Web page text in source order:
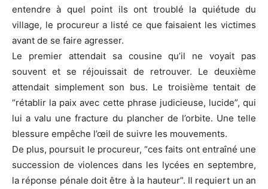
entendre à quel point ils ont troublé la quiétude du
village, le procureur a listé ce que faisaient les victimes
avant de se faire agresser.
Le premier attendait sa cousine qu’il ne voyait pas
souvent et se réjouissait de retrouver. Le deuxième
attendait simplement son bus. Le troisième tentait de
“rétablir la paix avec cette phrase judicieuse, lucide”, qui
lui a valu une fracture du plancher de l’orbite. Une telle
blessure empêche l’œil de suivre les mouvements.
De plus, poursuit le procureur, “ces faits ont entraîné une
succession de violences dans les lycées en septembre,
la réponse pénale doit être à la hauteur”. Il requiert un an